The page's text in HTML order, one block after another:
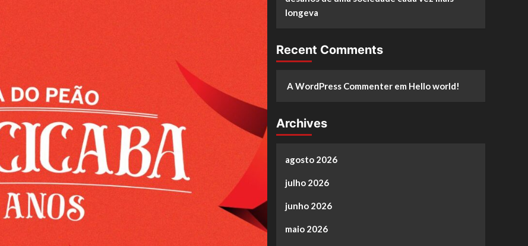
longeva
Recent Comments
A WordPress Commenterem Hello world!
Archives
agosto 2026
julho 2026
junho 2026
maio 2026